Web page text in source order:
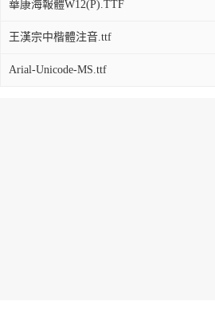
華康海報體W12(P).TTF
王漢宗中楷體注音.ttf
Arial-Unicode-MS.ttf